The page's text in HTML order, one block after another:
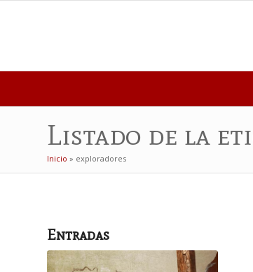
Listado de la
Inicio » exploradores
Entradas